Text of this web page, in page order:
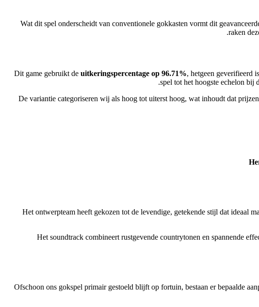
Wat dit spel onderscheidt van conventionele gokkasten vormt dit
raken
Dit game gebruikt de uitkeringspercentage op 96.71%, hetgeen geverifieerd
spel tot het hoogste echelon bij
De variantie categoriseren wij als hoog tot uiterst hoog, wat inhoudt dat
Het ontwerpteam heeft gekozen tot de levendige, getekende stijl dat ideaal
Het soundtrack combineert rustgevende countrytonen en spannende
Ofschoon ons gokspel primair gestoeld blijft op fortuin, bestaan er bepaalde